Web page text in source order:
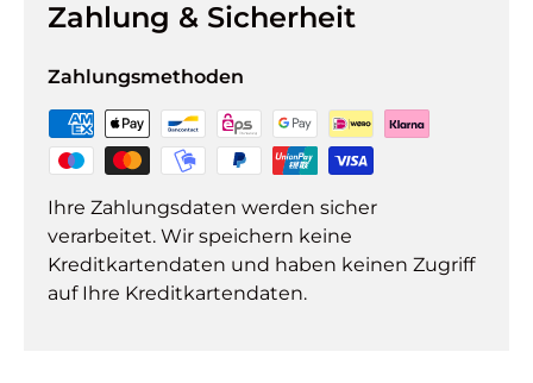
Zahlung & Sicherheit
Zahlungsmethoden
Ihre Zahlungsdaten werden sicher
verarbeitet. Wir speichern keine
Kreditkartendaten und haben keinen Zugriff
auf Ihre Kreditkartendaten.